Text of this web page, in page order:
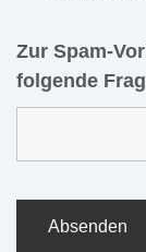
Zur Spam-
folgende